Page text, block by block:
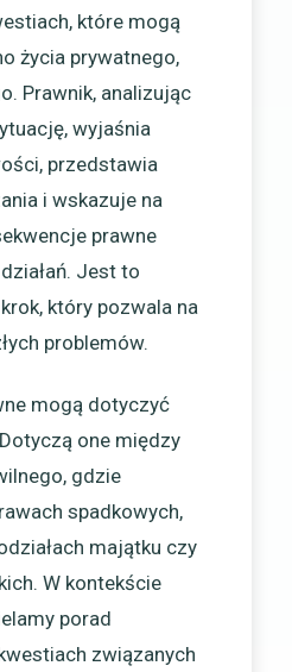
które mogą
życia prywatnego,
Prawnik, analizując
wyjaśnia
przedstawia
i wskazuje na
prawne
Jest to
który pozwala na
problemów.
mogą dotyczyć
one między
gdzie
spadkowych,
majątku czy
W kontekście
porad
związanych